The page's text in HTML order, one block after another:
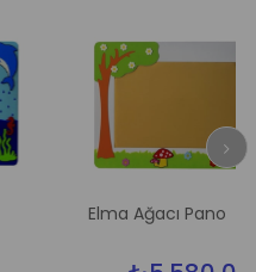
Elma Ağacı Pano